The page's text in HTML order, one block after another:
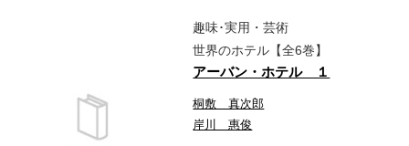
趣味･実用・芸術
世界のホテル【全6巻】
アーバン・ホテル １
桐敷 真次郎
岸川 惠俊